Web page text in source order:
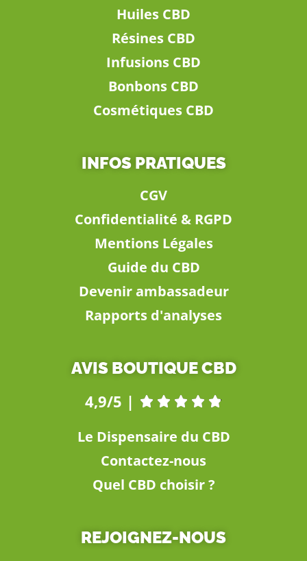
Huiles CBD
Résines CBD
Infusions CBD
Bonbons CBD
Cosmétiques CBD
INFOS PRATIQUES
CGV
Confidentialité & RGPD
Mentions Légales
Guide du CBD
Devenir ambassadeur
Rapports d'analyses
AVIS BOUTIQUE CBD
4,9/5 |     
Le Dispensaire du CBD
Contactez-nous
Quel CBD choisir ?
REJOIGNEZ-NOUS